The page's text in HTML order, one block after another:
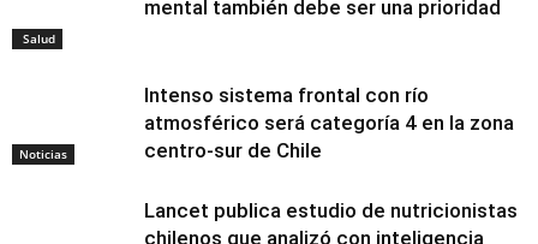
Salud
mental también debe ser una prioridad
Noticias
Intenso sistema frontal con río
atmosférico será categoría 4 en la zona
centro-sur de Chile
Lancet publica estudio de nutricionistas
chilenos que analizó con inteligencia